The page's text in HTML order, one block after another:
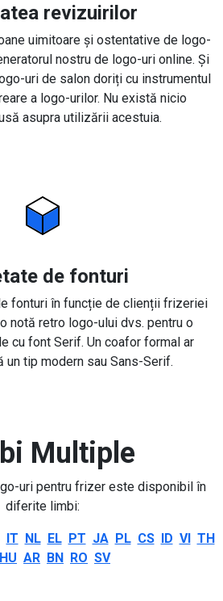
revizuirilor
uimitoare și ostentative de logo-
nostru de logo-uri online. Și
uri de salon doriți cu instrumentul
a logo-urilor. Nu există nicio
asupra utilizării acestuia.
de fonturi
fonturi în funcție de clienții frizeriei
notă retro logo-ului dvs. pentru o
cu font Serif. Un coafor formal ar
un tip modern sau Sans-Serif.
Multiple
uri pentru frizer este disponibil în
diferite limbi:
IT NL EL PT JA PL CS ID VI TH
HU AR BN RO SV